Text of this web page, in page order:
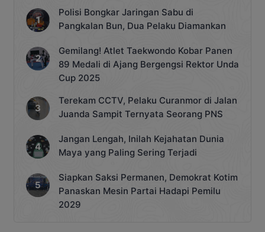
Polisi Bongkar Jaringan Sabu di
Pangkalan Bun, Dua Pelaku Diamankan
Gemilang! Atlet Taekwondo Kobar Panen
89 Medali di Ajang Bergengsi Rektor Unda
Cup 2025
Terekam CCTV, Pelaku Curanmor di Jalan
Juanda Sampit Ternyata Seorang PNS
Jangan Lengah, Inilah Kejahatan Dunia
Maya yang Paling Sering Terjadi
Siapkan Saksi Permanen, Demokrat Kotim
Panaskan Mesin Partai Hadapi Pemilu
2029